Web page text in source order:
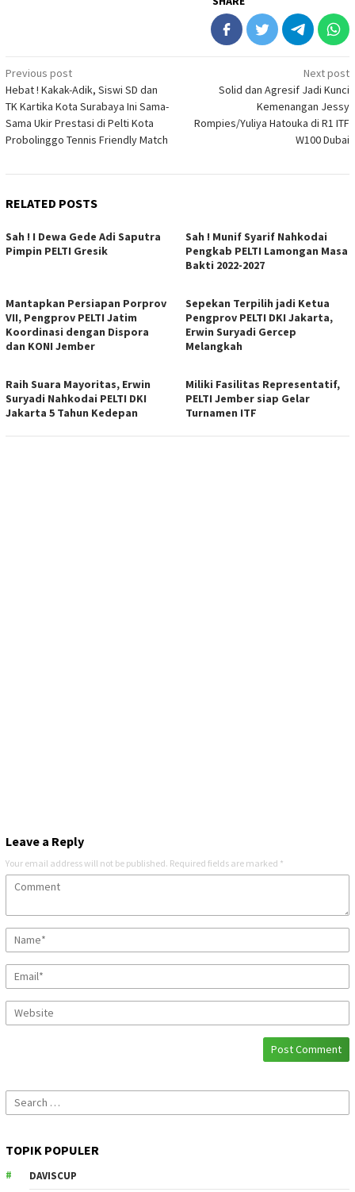
Post
navigation
Previous post
Hebat ! Kakak-Adik, Siswi SD dan
TK Kartika Kota Surabaya Ini Sama-
Sama Ukir Prestasi di Pelti Kota
Probolinggo Tennis Friendly Match
Next post
Solid dan Agresif Jadi Kunci
Kemenangan Jessy
Rompies/Yuliya Hatouka di R1 ITF
W100 Dubai
RELATED POSTS
Sah ! I Dewa Gede Adi Saputra
Pimpin PELTI Gresik
Sah ! Munif Syarif Nahkodai
Pengkab PELTI Lamongan Masa
Bakti 2022-2027
Mantapkan Persiapan Porprov
VII, Pengprov PELTI Jatim
Koordinasi dengan Dispora
dan KONI Jember
Sepekan Terpilih jadi Ketua
Pengprov PELTI DKI Jakarta,
Erwin Suryadi Gercep
Melangkah
Raih Suara Mayoritas, Erwin
Suryadi Nahkodai PELTI DKI
Jakarta 5 Tahun Kedepan
Miliki Fasilitas Representatif,
PELTI Jember siap Gelar
Turnamen ITF
Leave a Reply
Your email address will not be published. Required fields are marked *
Search
for:
TOPIK POPULER
DAVISCUP